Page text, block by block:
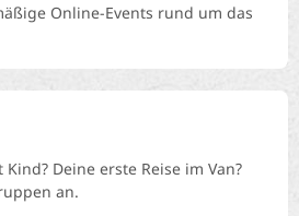
Online-Events rund um das
Deine erste Reise im Van?
an.